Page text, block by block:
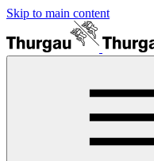
Skip to main content